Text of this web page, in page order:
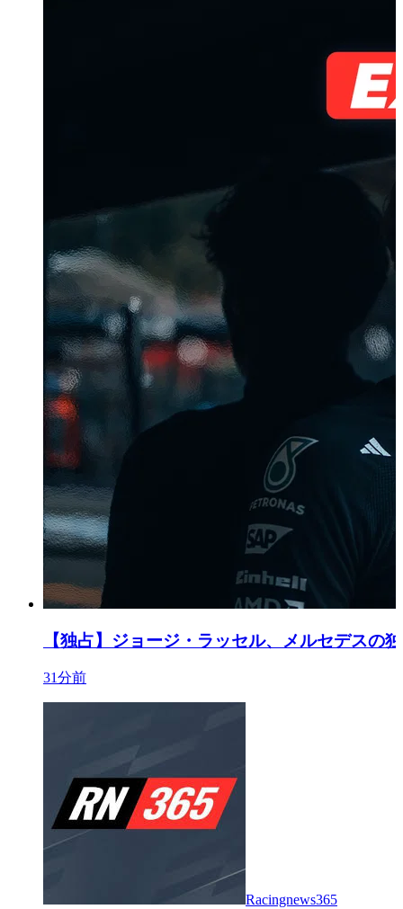
【独占】ジョージ・ラッセル、メルセデスの
31分前
Racingnews365